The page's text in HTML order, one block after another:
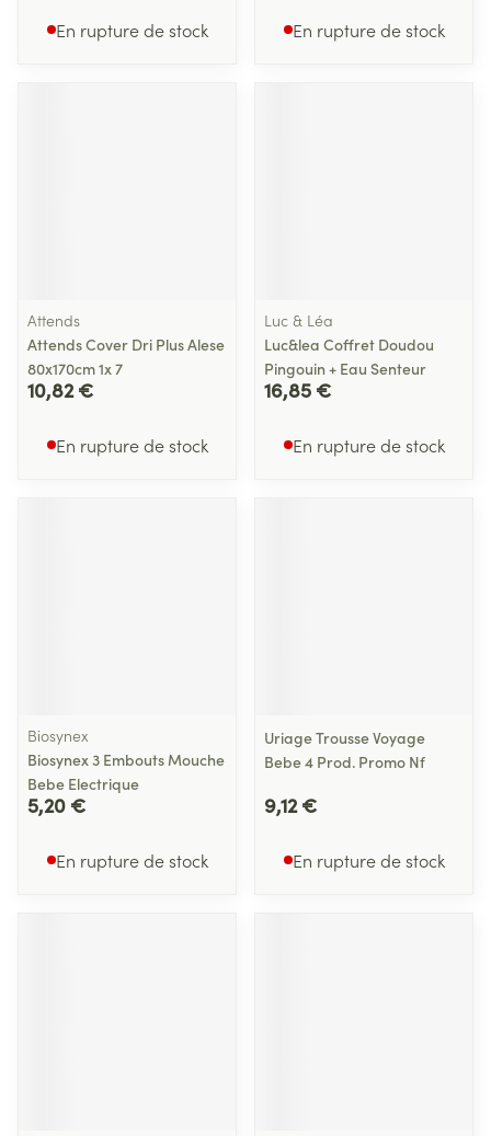
En rupture de stock En rupture de stock
Attends
Attends Cover Dri Plus Alese
80x170cm 1x 7
10,82 €
En rupture de stock
Luc & Léa
Luc&lea Coffret Doudou
Pingouin + Eau Senteur
16,85 €
En rupture de stock
Biosynex
Biosynex 3 Embouts Mouche
Bebe Electrique
5,20 €
En rupture de stock
Uriage Trousse Voyage
Bebe 4 Prod. Promo Nf
9,12 €
En rupture de stock